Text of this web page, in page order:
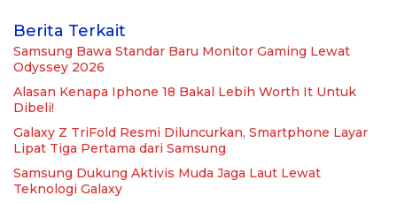
Berita Terkait
Samsung Bawa Standar Baru Monitor Gaming Lewat
Odyssey 2026
Alasan Kenapa Iphone 18 Bakal Lebih Worth It Untuk
Dibeli!
Galaxy Z TriFold Resmi Diluncurkan, Smartphone Layar
Lipat Tiga Pertama dari Samsung
Samsung Dukung Aktivis Muda Jaga Laut Lewat
Teknologi Galaxy